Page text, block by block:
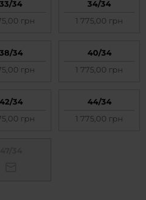
33/34
грн
34/34
1 775,00 грн
38/34
грн
40/34
1 775,00 грн
42/34
грн
44/34
1 775,00 грн